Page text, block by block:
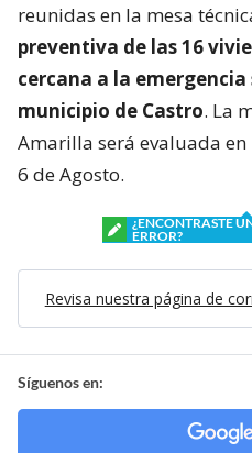
reunidas en la mesa
preventiva de las 16
cercana a la
municipio de Castro. La
Amarilla será evaluada
6 de Agosto.
¿ENCONTRASTE
ERROR?
Revisa nuestra página de
Síguenos en: